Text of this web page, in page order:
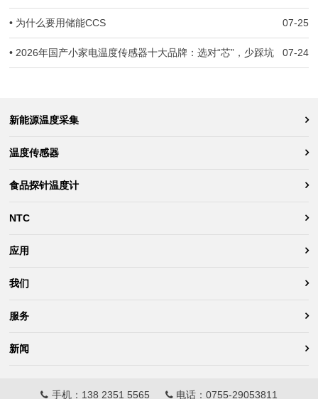
07-25
• 为什么要用储能CCS
07-24
• 2026年国产小家电温度传感器十大品牌：选对“芯”，少踩坑
新能源温度采集
温度传感器
食品探针温度计
NTC
应用
我们
服务
新闻
手机： 138 2351 5565 电话： 0755-29053811